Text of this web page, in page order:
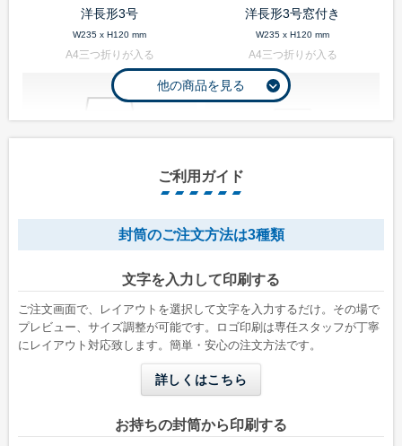
洋長形3号
W235 x H120 mm
A4三つ折りが入る
洋長形3号窓付き
W235 x H120 mm
A4三つ折りが入る
W142 x H332 mm
A4縦二つ折りが入る
W119 x H277 mm
B5縦二つ折りが入る
ご利用ガイド
封筒のご注文方法は3種類
文字を入力して印刷する
ご注文画面で、レイアウトを選択して文字を入力するだけ。その場で
プレビュー、サイズ調整が可能です。ロゴ印刷は専任スタッフが丁寧
にレイアウト対応致します。簡単・安心の注文方法です。
詳しくはこちら
お持ちの封筒から印刷する